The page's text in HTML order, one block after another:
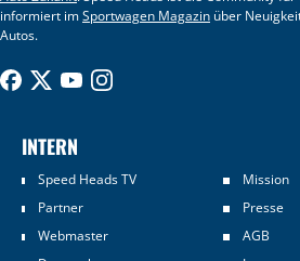
informiert imSportwagen Magazin über
Autos.
INTERN
Speed Heads TV
Mission
Partner
Presse
Webmaster
AGB